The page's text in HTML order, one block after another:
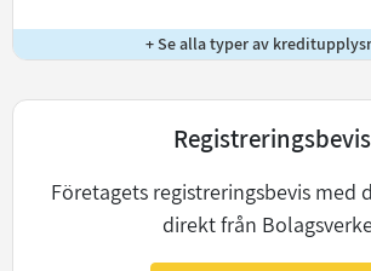
+ Se alla typer av
Registreringsbevis
Företagets registreringsbevis med
direkt från